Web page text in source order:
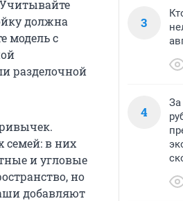
Учитывайте
должна
модель с
разделочной
семей: в них
и угловые
но
добавляют
3
4
За